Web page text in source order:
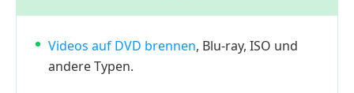
Videos auf DVD brennen, Blu-ray, ISO und
andere Typen.